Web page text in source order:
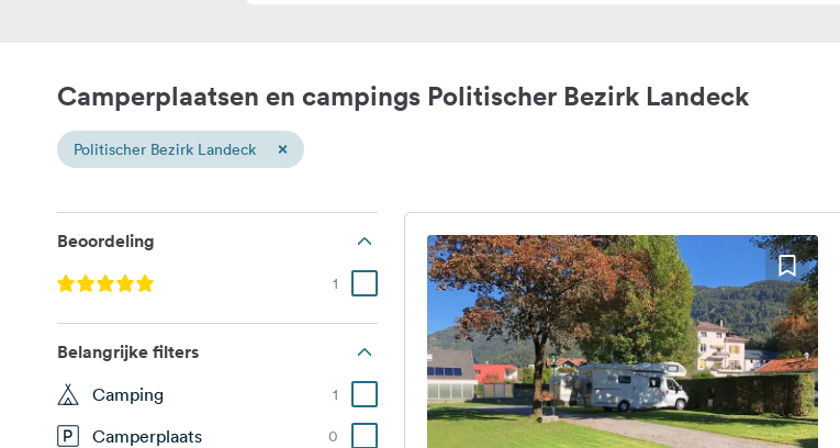
Camperplaatsen en campings Politischer Bezirk Landeck
Politischer Bezirk Landeck ×
Beoordeling
1
Belangrijke filters
Camping 1
Camperplaats 0